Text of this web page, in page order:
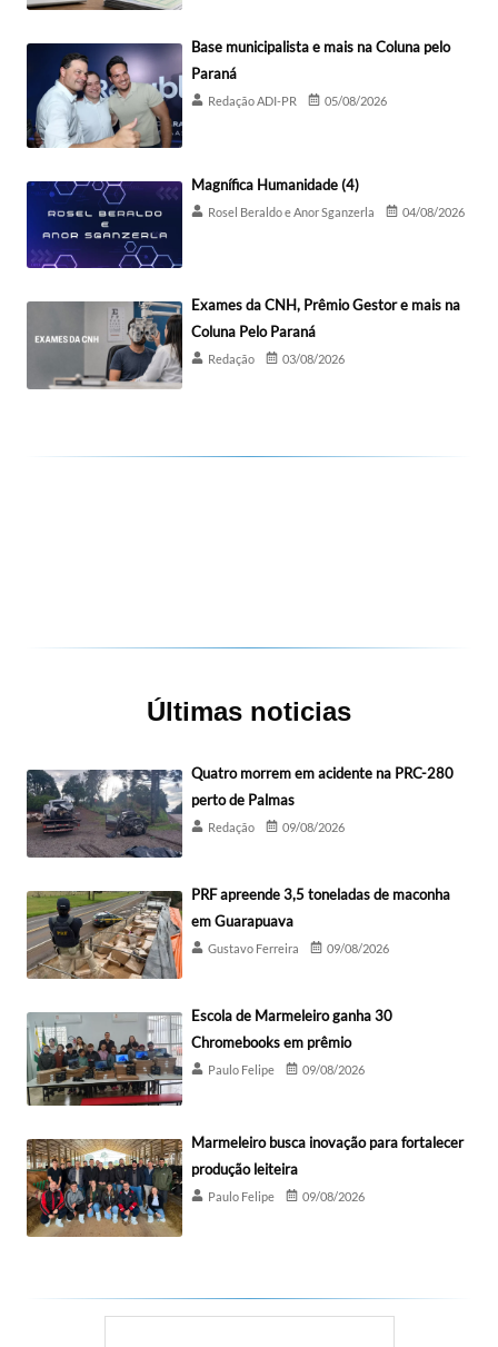
Base municipalista e mais na Coluna pelo
Paraná
Redação ADI-PR 05/08/2026
Magnífica Humanidade (4)
Rosel Beraldo e Anor Sganzerla 04/08/2026
Exames da CNH, Prêmio Gestor e mais na
Coluna Pelo Paraná
Redação 03/08/2026
Últimas noticias
Quatro morrem em acidente na PRC-280
perto de Palmas
Redação 09/08/2026
PRF apreende 3,5 toneladas de maconha
em Guarapuava
Gustavo Ferreira 09/08/2026
Escola de Marmeleiro ganha 30
Chromebooks em prêmio
Paulo Felipe 09/08/2026
Marmeleiro busca inovação para fortalecer
produção leiteira
Paulo Felipe 09/08/2026